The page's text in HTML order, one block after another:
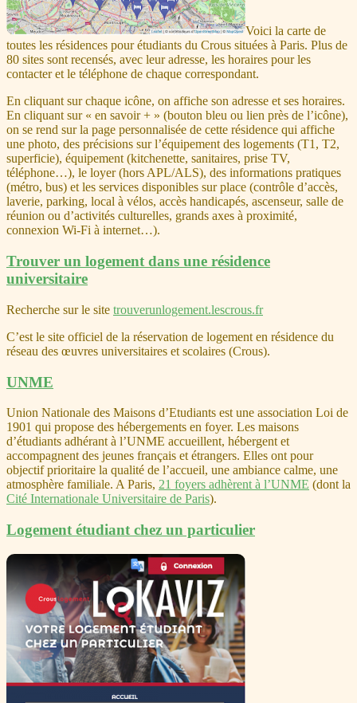
Voici la carte de
toutes les résidences pour étudiants du Crous situées à Paris. Plus de
80 sites sont recensés, avec leur adresse, les horaires pour les
contacter et le téléphone de chaque correspondant.
En cliquant sur chaque icône, on affiche son adresse et ses horaires.
En cliquant sur « en savoir + » (bouton bleu ou lien près de l’icône),
on se rend sur la page personnalisée de cette résidence qui affiche
une photo, des précisions sur l’équipement des logements (T1, T2,
superficie), équipement (kitchenette, sanitaires, prise TV,
téléphone…), le loyer (hors APL/ALS), des informations pratiques
(métro, bus) et les services disponibles sur place (contrôle d’accès,
laverie, parking, local à vélos, accès handicapés, ascenseur, salle de
réunion ou d’activités culturelles, grands axes à proximité,
connexion Wi-Fi à internet…).
Trouver un logement dans une résidence
universitaire
Recherche sur le site trouverunlogement.lescrous.fr
C’est le site officiel de la réservation de logement en résidence du
réseau des œuvres universitaires et scolaires (Crous).
UNME
Union Nationale des Maisons d’Etudiants est une association Loi de
1901 qui propose des hébergements en foyer. Les maisons
d’étudiants adhérant à l’UNME accueillent, hébergent et
accompagnent des jeunes français et étrangers. Elles ont pour
objectif prioritaire la qualité de l’accueil, une ambiance calme, une
atmosphère familiale. A Paris, 21 foyers adhèrent à l’UNME (dont la
Cité Internationale Universitaire de Paris).
Logement étudiant chez un particulier